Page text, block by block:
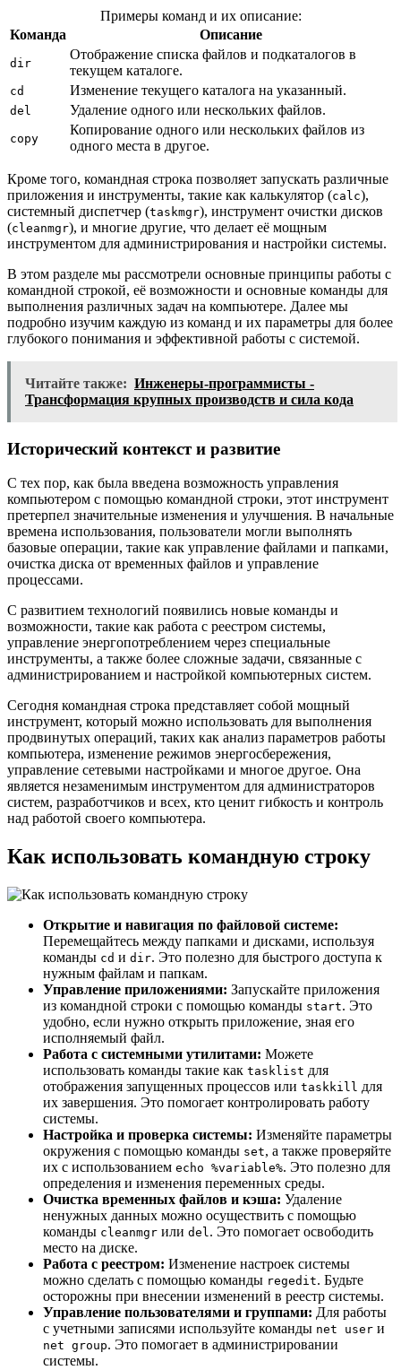
Примеры команд и их описание:
Команда
Описание
dir
Отображение списка файлов и подкаталогов в
текущем каталоге.
cd Изменение текущего каталога на указанный.
del Удаление одного или нескольких файлов.
copy
Копирование одного или нескольких файлов из
одного места в другое.
Кроме того, командная строка позволяет запускать различные
приложения и инструменты, такие как калькулятор (calc),
системный диспетчер (taskmgr), инструмент очистки дисков
(cleanmgr), и многие другие, что делает её мощным
инструментом для администрирования и настройки системы.
В этом разделе мы рассмотрели основные принципы работы с
командной строкой, её возможности и основные команды для
выполнения различных задач на компьютере. Далее мы
подробно изучим каждую из команд и их параметры для более
глубокого понимания и эффективной работы с системой.
Читайте также: Инженеры-программисты -
Трансформация крупных производств и сила кода
Исторический контекст и развитие
С тех пор, как была введена возможность управления
компьютером с помощью командной строки, этот инструмент
претерпел значительные изменения и улучшения. В начальные
времена использования, пользователи могли выполнять
базовые операции, такие как управление файлами и папками,
очистка диска от временных файлов и управление
процессами.
С развитием технологий появились новые команды и
возможности, такие как работа с реестром системы,
управление энергопотреблением через специальные
инструменты, а также более сложные задачи, связанные с
администрированием и настройкой компьютерных систем.
Сегодня командная строка представляет собой мощный
инструмент, который можно использовать для выполнения
продвинутых операций, таких как анализ параметров работы
компьютера, изменение режимов энергосбережения,
управление сетевыми настройками и многое другое. Она
является незаменимым инструментом для администраторов
систем, разработчиков и всех, кто ценит гибкость и контроль
над работой своего компьютера.
Как использовать командную строку
Открытие и навигация по файловой системе:
Перемещайтесь между папками и дисками, используя
команды cd и dir. Это полезно для быстрого доступа к
нужным файлам и папкам.
Управление приложениями: Запускайте приложения
из командной строки с помощью команды start. Это
удобно, если нужно открыть приложение, зная его
исполняемый файл.
Работа с системными утилитами: Можете
использовать команды такие как tasklist для
отображения запущенных процессов или taskkill для
их завершения. Это помогает контролировать работу
системы.
Настройка и проверка системы: Изменяйте параметры
окружения с помощью команды set, а также проверяйте
их с использованием echo %variable%. Это полезно для
определения и изменения переменных среды.
Очистка временных файлов и кэша: Удаление
ненужных данных можно осуществить с помощью
команды cleanmgr или del. Это помогает освободить
место на диске.
Работа с реестром: Изменение настроек системы
можно сделать с помощью команды regedit. Будьте
осторожны при внесении изменений в реестр системы.
Управление пользователями и группами: Для работы
с учетными записями используйте команды net user и
net group. Это помогает в администрировании
системы.